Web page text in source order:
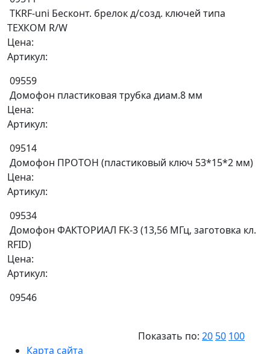
TKRF-uni Бесконт. брелок д/созд. ключей типа
ТЕХКОМ R/W
Цена:
Артикул:
09559
Домофон пластиковая трубка диам.8 мм
Цена:
Артикул:
09514
Домофон ПРОТОН (пластиковый ключ 53*15*2 мм)
Цена:
Артикул:
09534
Домофон ФАКТОРИАЛ FK-3 (13,56 МГц, заготовка кл.
RFID)
Цена:
Артикул:
09546
Показать по: 20 50 100
Карта сайта